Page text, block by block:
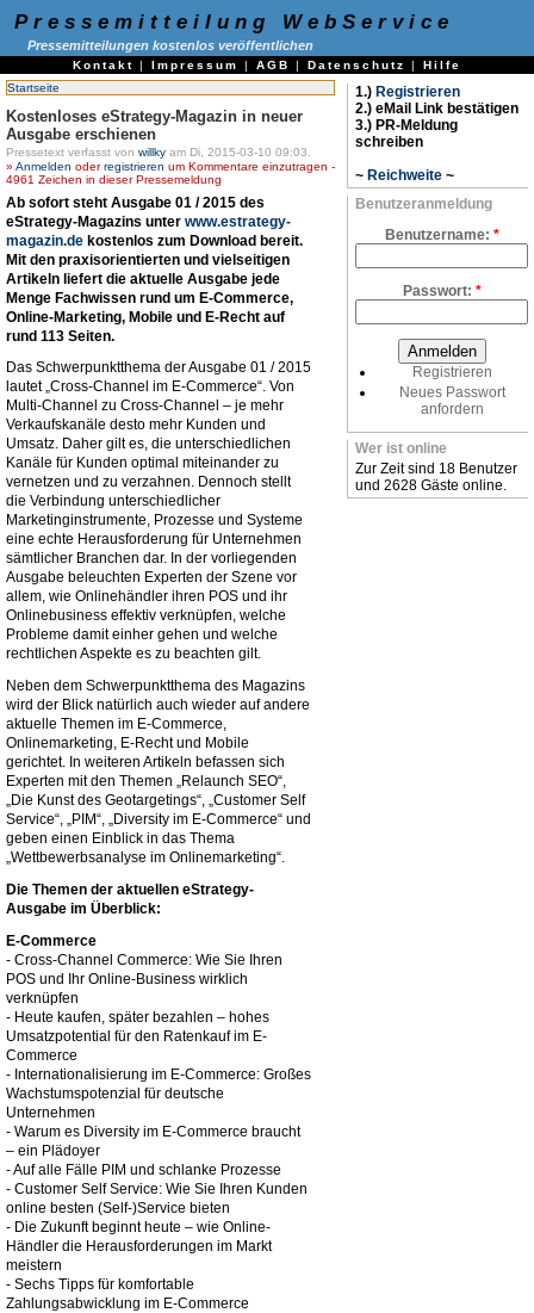
Pressemitteilung WebService
Pressemitteilungen kostenlos veröffentlichen
Kontakt | Impressum | AGB | Datenschutz | Hilfe
Startseite
Kostenloses eStrategy-Magazin in neuer
Ausgabe erschienen
Pressetext verfasst von willky am Di, 2015-03-10 09:03.
» Anmelden oderregistrieren um Kommentare einzutragen -
4961 Zeichen in dieser Pressemeldung
Ab sofort steht Ausgabe 01 / 2015 des
eStrategy-Magazins unter www.estrategy-
magazin.de kostenlos zum Download bereit.
Mit den praxisorientierten und vielseitigen
Artikeln liefert die aktuelle Ausgabe jede
Menge Fachwissen rund um E-Commerce,
Online-Marketing, Mobile und E-Recht auf
rund 113 Seiten.
Das Schwerpunktthema der Ausgabe 01 / 2015
lautet „Cross-Channel im E-Commerce“. Von
Multi-Channel zu Cross-Channel – je mehr
Verkaufskanäle desto mehr Kunden und
Umsatz. Daher gilt es, die unterschiedlichen
Kanäle für Kunden optimal miteinander zu
vernetzen und zu verzahnen. Dennoch stellt
die Verbindung unterschiedlicher
Marketinginstrumente, Prozesse und Systeme
eine echte Herausforderung für Unternehmen
sämtlicher Branchen dar. In der vorliegenden
Ausgabe beleuchten Experten der Szene vor
allem, wie Onlinehändler ihren POS und ihr
Onlinebusiness effektiv verknüpfen, welche
Probleme damit einher gehen und welche
rechtlichen Aspekte es zu beachten gilt.
Neben dem Schwerpunktthema des Magazins
wird der Blick natürlich auch wieder auf andere
aktuelle Themen im E-Commerce,
Onlinemarketing, E-Recht und Mobile
gerichtet. In weiteren Artikeln befassen sich
Experten mit den Themen „Relaunch SEO“,
„Die Kunst des Geotargetings“, „Customer Self
Service“, „PIM“, „Diversity im E-Commerce“ und
geben einen Einblick in das Thema
„Wettbewerbsanalyse im Onlinemarketing“.
Die Themen der aktuellen eStrategy-
Ausgabe im Überblick:
E-Commerce
- Cross-Channel Commerce: Wie Sie Ihren
POS und Ihr Online-Business wirklich
verknüpfen
- Heute kaufen, später bezahlen – hohes
Umsatzpotential für den Ratenkauf im E-
Commerce
- Internationalisierung im E-Commerce: Großes
Wachstumspotenzial für deutsche
Unternehmen
- Warum es Diversity im E-Commerce braucht
– ein Plädoyer
- Auf alle Fälle PIM und schlanke Prozesse
- Customer Self Service: Wie Sie Ihren Kunden
online besten (Self-)Service bieten
- Die Zukunft beginnt heute – wie Online-
Händler die Herausforderungen im Markt
meistern
- Sechs Tipps für komfortable
Zahlungsabwicklung im E-Commerce
1.) Registrieren
2.) eMail Link bestätigen
3.) PR-Meldung
schreiben
~ Reichweite ~
Benutzeranmeldung
Benutzername: *
Passwort: *
Registrieren
Neues Passwort
anfordern
Wer ist online
Zur Zeit sind 18 Benutzer
und 2628 Gäste online.